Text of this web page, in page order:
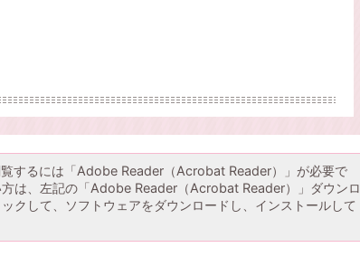
覧するには「Adobe Reader（Acrobat Reader）」が必要で
は、左記の「Adobe Reader（Acrobat Reader）」ダウンロ
クして、ソフトウェアをダウンロードし、インストールして